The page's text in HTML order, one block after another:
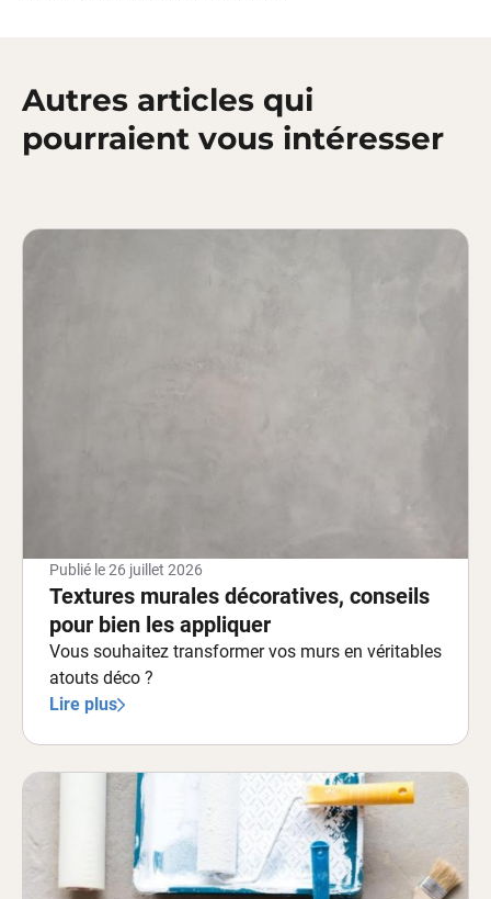
Autres articles qui
pourraient vous intéresser
Publié le26 juillet 2026
Textures murales décoratives, conseils
pour bien les appliquer
Vous souhaitez transformer vos murs en véritables
atouts déco ?
Lire plus